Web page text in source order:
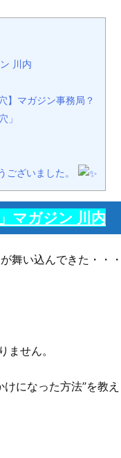
川内
】マガジン事務局？
」
ございました。
マガジン 川内
舞い込んできた・・・
ません。
になった方法’’を教え